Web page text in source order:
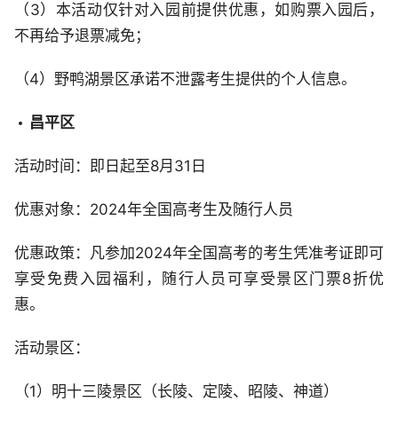
（3）本活动仅针对入园前提供优惠，如购票入园后，
不再给予退票减免；
（4）野鸭湖景区承诺不泄露考生提供的个人信息。
昌平区
活动时间：即日起至8月31日
优惠对象：2024年全国高考生及随行人员
优惠政策：凡参加2024年全国高考的考生凭准考证即可
享受免费入园福利，随行人员可享受景区门票8折优
惠。
活动景区：
（1）明十三陵景区（长陵、定陵、昭陵、神道）